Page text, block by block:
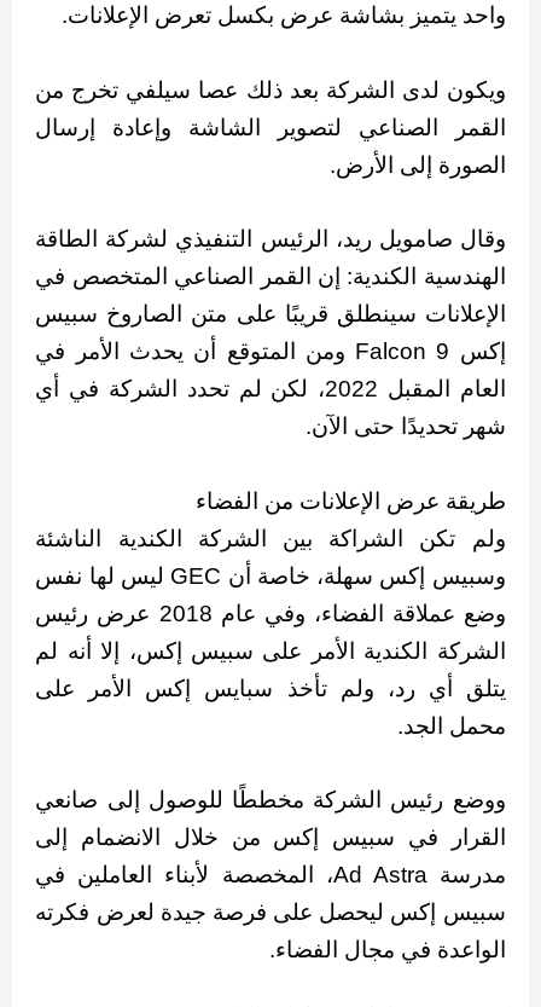
واحد يتميز بشاشة عرض بكسل تعرض الإعلانات.
ويكون لدى الشركة بعد ذلك عصا سيلفي تخرج من
القمر الصناعي لتصوير الشاشة وإعادة إرسال
الصورة إلى الأرض.
وقال صامويل ريد، الرئيس التنفيذي لشركة الطاقة
الهندسية الكندية: إن القمر الصناعي المتخصص في
الإعلانات سينطلق قريبًا على متن الصاروخ سبيس
إكس Falcon 9 ومن المتوقع أن يحدث الأمر في
العام المقبل 2022، لكن لم تحدد الشركة في أي
شهر تحديدًا حتى الآن.
طريقة عرض الإعلانات من الفضاء
ولم تكن الشراكة بين الشركة الكندية الناشئة
وسبيس إكس سهلة، خاصة أن GEC ليس لها نفس
وضع عملاقة الفضاء، وفي عام 2018 عرض رئيس
الشركة الكندية الأمر على سبيس إكس، إلا أنه لم
يتلق أي رد، ولم تأخذ سبايس إكس الأمر على
محمل الجد.
ووضع رئيس الشركة مخططًا للوصول إلى صانعي
القرار في سبيس إكس من خلال الانضمام إلى
مدرسة Ad Astra، المخصصة لأبناء العاملين في
سبيس إكس ليحصل على فرصة جيدة لعرض فكرته
الواعدة في مجال الفضاء.